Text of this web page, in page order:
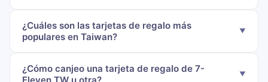
¿Cuáles son las tarjetas de regalo más
populares en Taiwan?
¿Cómo canjeo una tarjeta de regalo de 7-